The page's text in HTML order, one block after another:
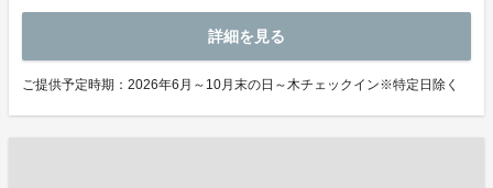
詳細を見る
ご提供予定時期：2026年6月～10月末の日～木チェックイン※特定日除く